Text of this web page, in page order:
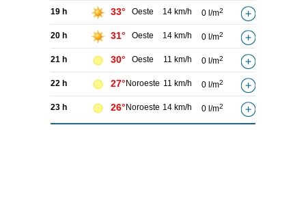
19 h 33° Oeste 14 km/h 0 l/m2
20 h 31° Oeste 14 km/h 0 l/m2
21 h 30° Oeste 11 km/h 0 l/m2
22 h 27° Noroeste 11 km/h 0 l/m2
23 h 26° Noroeste 14 km/h 0 l/m2